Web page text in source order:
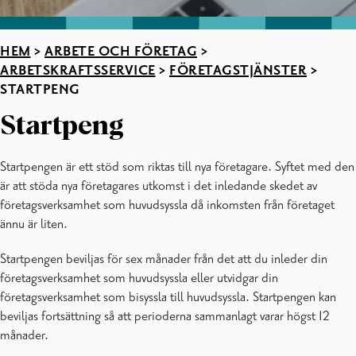
HEM > ARBETE OCH FÖRETAG >
ARBETSKRAFTSSERVICE > FÖRETAGSTJÄNSTER >
STARTPENG
Startpeng
Startpengen är ett stöd som riktas till nya företagare. Syftet med den
är att stöda nya företagares utkomst i det inledande skedet av
företagsverksamhet som huvudsyssla då inkomsten från företaget
ännu är liten.
Startpengen beviljas för sex månader från det att du inleder din
företagsverksamhet som huvudsyssla eller utvidgar din
företagsverksamhet som bisyssla till huvudsyssla. Startpengen kan
beviljas fortsättning så att perioderna sammanlagt varar högst 12
månader.